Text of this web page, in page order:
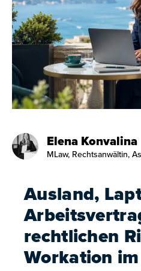
Elena Konvalina
MLaw, Rechtsanwältin,
Ausland,
rechtlichen
Workation